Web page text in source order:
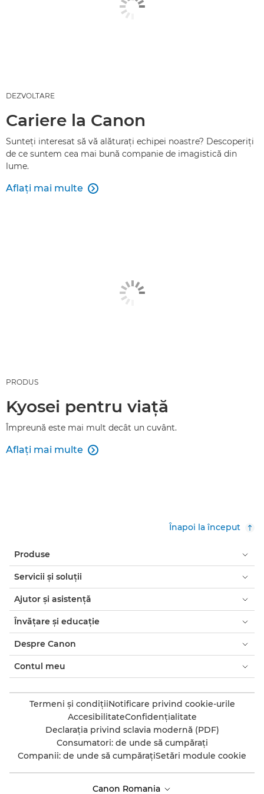
DEZVOLTARE
Cariere la Canon
Sunteţi interesat să vă alăturaţi echipei noastre? Descoperiţi
de ce suntem cea mai bună companie de imagistică din
lume.
Aflaţi mai multe 
PRODUS
Kyosei pentru viaţă
Împreună este mai mult decât un cuvânt.
Aflaţi mai multe 
Înapoi la început
Produse
Servicii şi soluţii
Ajutor şi asistenţă
Învăţare şi educaţie
Despre Canon
Contul meu
Termeni şi condiţiiNotificare privind cookie-urile
AccesibilitateConfidenţialitate
Declaraţia privind sclavia modernă (PDF)
Consumatori: de unde să cumpăraţi
Companii: de unde să cumpăraţiSetări module cookie
Canon Romania